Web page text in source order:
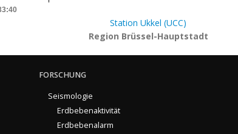
Station Ukkel (UCC)
Region Brüssel-Hauptstadt
FORSCHUNG
Seismologie
Erdbebenaktivität
Erdbebenalarm